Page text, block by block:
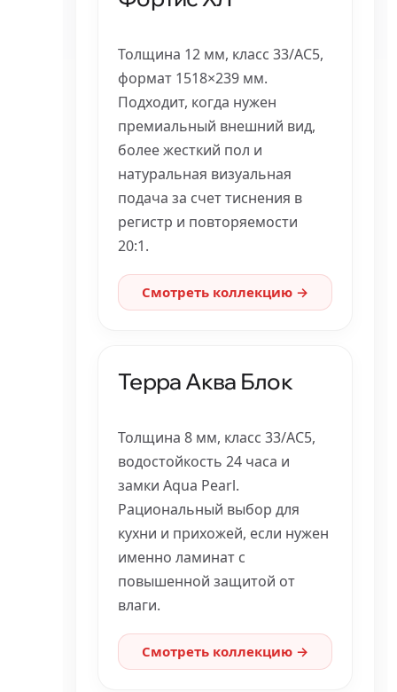
Толщина 12 мм, класс 33/AC5,
формат 1518×239 мм.
Подходит, когда нужен
премиальный внешний вид,
более жесткий пол и
натуральная визуальная
подача за счет тиснения в
регистр и повторяемости
20:1.
Смотреть коллекцию →
Терра Аква Блок
Толщина 8 мм, класс 33/AC5,
водостойкость 24 часа и
замки Aqua Pearl.
Рациональный выбор для
кухни и прихожей, если нужен
именно ламинат с
повышенной защитой от
влаги.
Смотреть коллекцию →